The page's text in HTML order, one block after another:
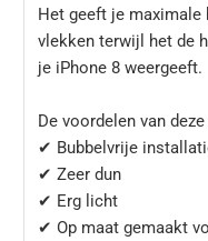
Het geeft je maximale
vlekken terwijl het de
je iPhone 8 weergeeft.
De voordelen van
✔ Bubbelvrije
✔ Zeer dun
✔ Erg licht
✔ Op maat gemaakt